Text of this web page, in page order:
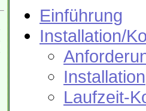
Einführung
Installation/
Installation
Laufzeit-